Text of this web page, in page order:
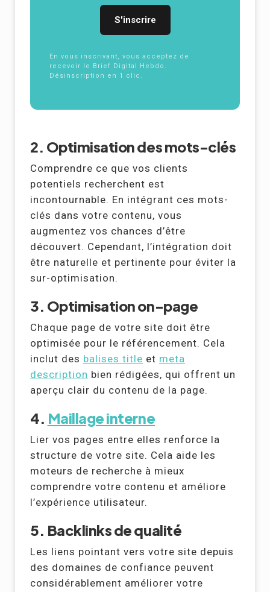
En vous inscrivant, vous acceptez de
recevoir le Brief Digital Hebdo.
Désinscription en 1 clic.
2. Optimisation des mots-clés
Comprendre ce que vos clients
potentiels recherchent est
incontournable. En intégrant ces mots-
clés dans votre contenu, vous
augmentez vos chances d’être
découvert. Cependant, l’intégration doit
être naturelle et pertinente pour éviter la
sur-optimisation.
3. Optimisation on-page
Chaque page de votre site doit être
optimisée pour le référencement. Cela
inclut des balises title et meta
description bien rédigées, qui offrent un
aperçu clair du contenu de la page.
4. Maillage interne
Lier vos pages entre elles renforce la
structure de votre site. Cela aide les
moteurs de recherche à mieux
comprendre votre contenu et améliore
l’expérience utilisateur.
5. Backlinks de qualité
Les liens pointant vers votre site depuis
des domaines de confiance peuvent
considérablement améliorer votre